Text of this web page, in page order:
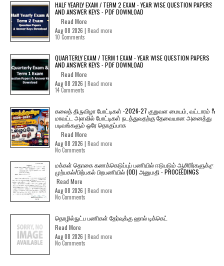
HALF YEARLY EXAM / TERM 2 EXAM - YEAR WISE QUESTION PAPERS
AND ANSWER KEYS - PDF DOWNLOAD
Read More
Aug 08 2026 | Read more
10 Comments
QUARTERLY EXAM / TERM 1 EXAM - YEAR WISE QUESTION PAPERS
AND ANSWER KEYS - PDF DOWNLOAD
Read More
Aug 08 2026 | Read more
14 Comments
கலைத் திருவிழா போட்டிகள் -2026-27 குறுவள மையம், வட்டாரம் &
மாவட்ட அளவில் போட்டிகள் நடத்துவதற்கு தேவையான அனைத்து
படிவங்களும் ஒரே தொகுப்பாக
Read More
Aug 08 2026 | Read more
No Comments
மக்கள் தொகை கணக்கெடுப்புப் பணியில் ஈடுபடும் ஆசிரிர்களுக்கு
முற்பகல்/பிற்பகல் பிறபணியில் (OD) அனுமதி - PROCEEDINGS
Read More
Aug 08 2026 | Read more
No Comments
தொழில்நுட்ப பணிகள் தேர்வுக்கு ஹால் ​டிக்கெட்
Read More
Aug 08 2026 | Read more
No Comments